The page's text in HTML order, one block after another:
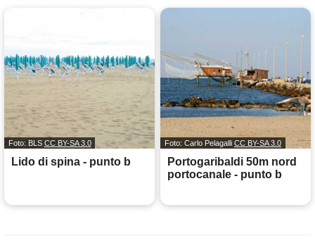
Foto: BLS CC BY-SA 3.0
Lido di spina - punto b
Foto: Carlo Pelagalli CC BY-SA 3.0
Portogaribaldi 50m nord
portocanale - punto b